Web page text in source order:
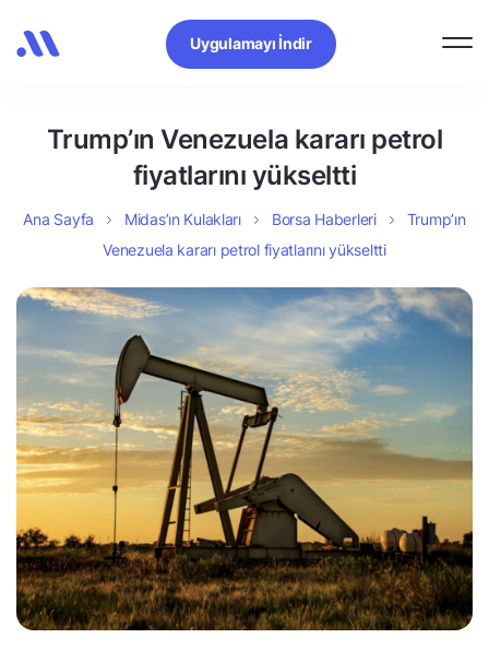
Uygulamayı İndir
Trump’ın Venezuela kararı petrol
fiyatlarını yükseltti
Ana Sayfa Midas’ın Kulakları Borsa Haberleri
Trump’ın
Venezuela kararı petrol fiyatlarını yükseltti